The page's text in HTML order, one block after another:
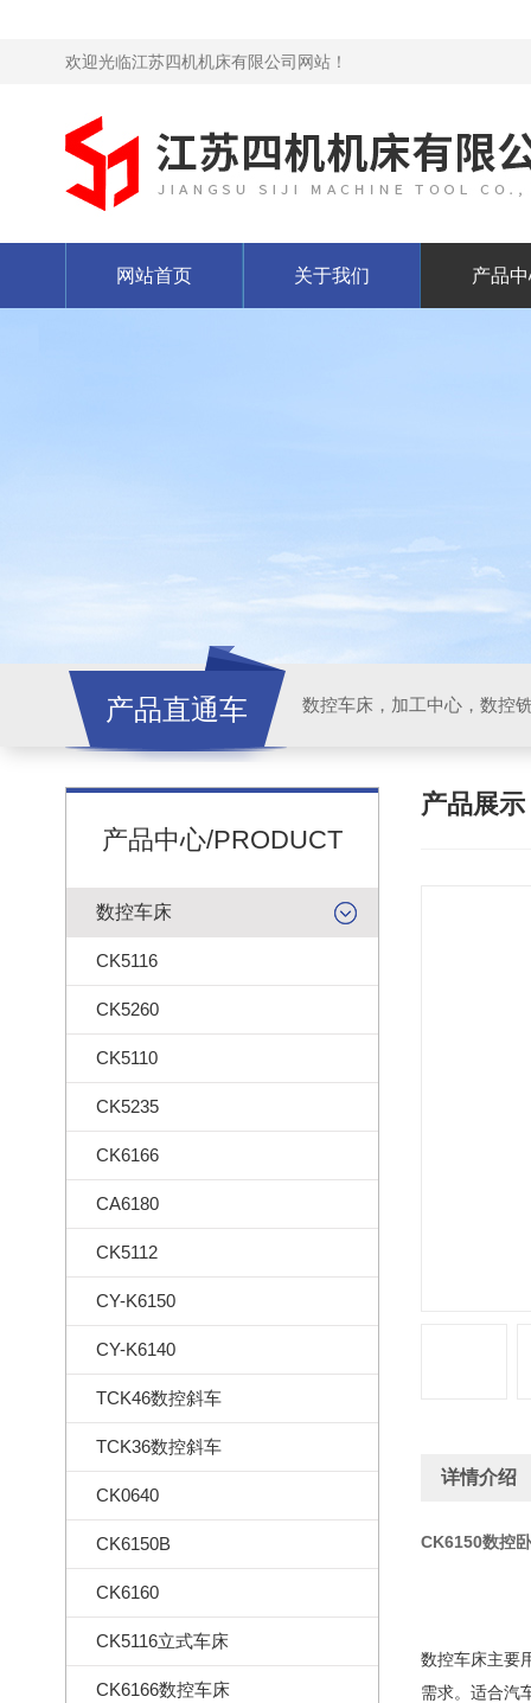
欢迎光临江苏四机机床有限公司网站！
网站首页 关于我们 产品
产品直通车
产品中心/PRODUCT
数控车床
CK5116
CK5260
CK5110
CK5235
CK6166
CA6180
CK5112
CY-K6150
CY-K6140
TCK46数控斜车
TCK36数控斜车
CK0640
CK6150B
CK6160
CK5116立式车床
CK6166数控车床
产品展示
详情介绍
CK6150数控
数控车床主要
需求。适合汽